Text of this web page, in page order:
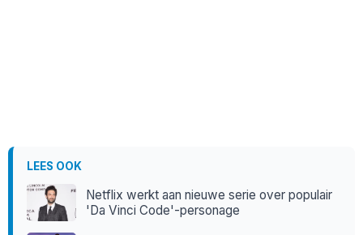
LEES OOK
Netflix werkt aan nieuwe serie over populair
'Da Vinci Code'-personage